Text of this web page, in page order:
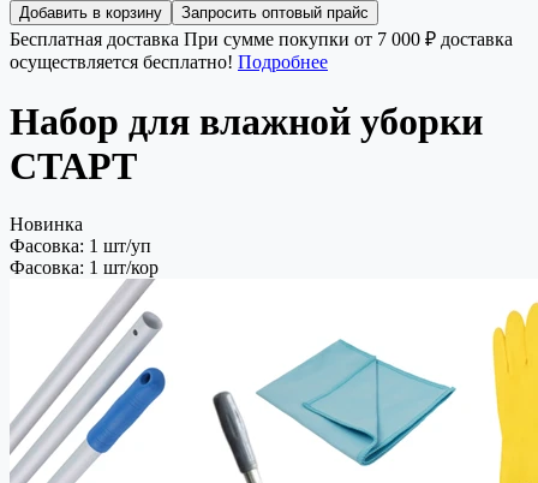
Добавить в корзину Запросить оптовый прайс
Бесплатная доставка При сумме покупки от 7 000 ₽ доставка
осуществляется бесплатно! Подробнее
Набор для влажной уборки
СТАРТ
Новинка
Фасовка: 1 шт/уп
Фасовка: 1 шт/кор